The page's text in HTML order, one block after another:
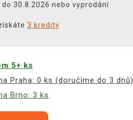
30.8.2026 nebo vyprodání
3 kredity
5+ ks
Praha: 0 ks (doručíme do 3 dnů)
Brno: 3 ks